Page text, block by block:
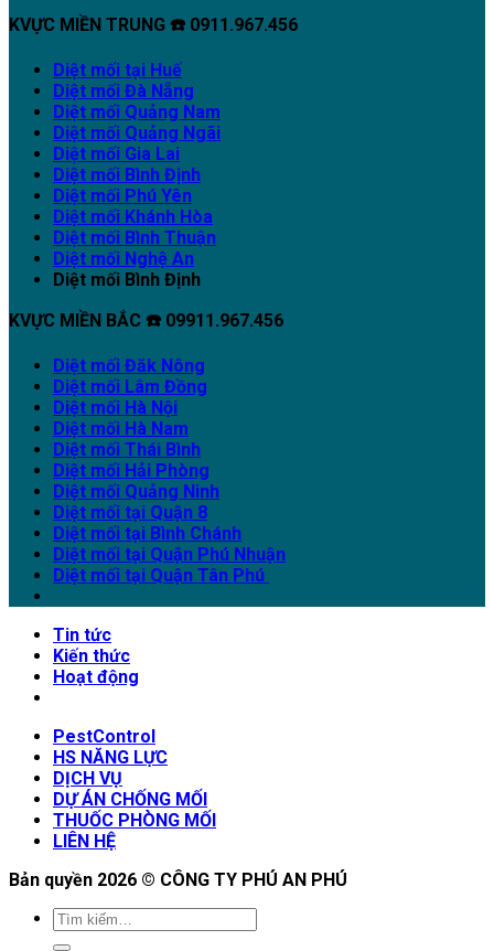
KVỰC MIỀN TRUNG ☎️ 0911.967.456
Diệt mối tại Huế
Diệt mối Đà Nẵng
Diệt mối Quảng Nam
Diệt mối Quảng Ngãi
Diệt mối Gia Lai
Diệt mối Bình Định
Diệt mối Phú Yên
Diệt mối Khánh Hòa
Diệt mối Bình Thuận
Diệt mối Nghệ An
Diệt mối Bình Định
KVỰC MIỀN BẮC ☎️ 09911.967.456
Diệt mối Đăk Nông
Diệt mối Lâm Đồng
Diệt mối Hà Nội
Diệt mối Hà Nam
Diệt mối Thái Bình
Diệt mối Hải Phòng
Diệt mối Quảng Ninh
Diệt mối tại Quận 8
Diệt mối tại Bình Chánh
Diệt mối tại Quận Phú Nhuận
Diệt mối tại Quận Tân Phú
Tin tức
Kiến thức
Hoạt động
PestControl
HS NĂNG LỰC
DỊCH VỤ
DỰ ÁN CHỐNG MỐI
THUỐC PHÒNG MỐI
LIÊN HỆ
Bản quyền 2026 © CÔNG TY PHÚ AN PHÚ